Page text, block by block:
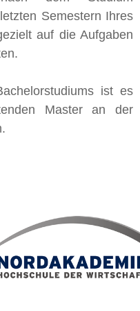
Semestern Ihres
auf die Aufgaben
ist es
Master an der